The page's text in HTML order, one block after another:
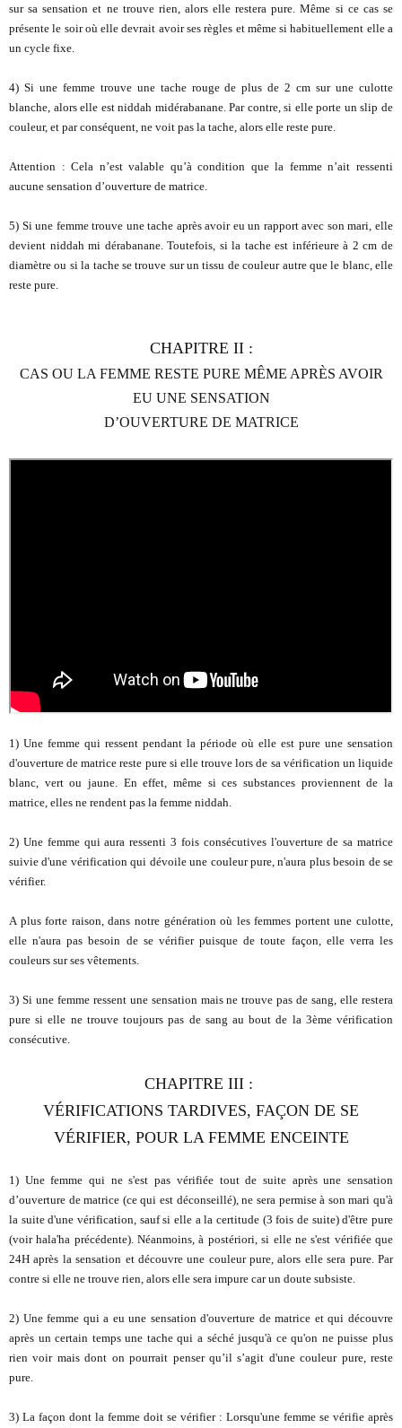
sur sa sensation et ne trouve rien, alors elle restera pure. Même si ce cas se
présente le soir où elle devrait avoir ses règles et même si habituellement elle a
un cycle fixe.
4) Si une femme trouve une tache rouge de plus de 2 cm sur une culotte
blanche, alors elle est niddah midérabanane. Par contre, si elle porte un slip de
couleur, et par conséquent, ne voit pas la tache, alors elle reste pure.
Attention : Cela n’est valable qu’à condition que la femme n’ait ressenti
aucune sensation d’ouverture de matrice.
5) Si une femme trouve une tache après avoir eu un rapport avec son mari, elle
devient niddah mi dérabanane. Toutefois, si la tache est inférieure à 2 cm de
diamètre ou si la tache se trouve sur un tissu de couleur autre que le blanc, elle
reste pure.
CHAPITRE II :
CAS OU LA FEMME RESTE PURE MÊME APRÈS AVOIR
EU UNE SENSATION
D’OUVERTURE DE MATRICE
1) Une femme qui ressent pendant la période où elle est pure une sensation
d'ouverture de matrice reste pure si elle trouve lors de sa vérification un liquide
blanc, vert ou jaune. En effet, même si ces substances proviennent de la
matrice, elles ne rendent pas la femme niddah.
2) Une femme qui aura ressenti 3 fois consécutives l'ouverture de sa matrice
suivie d'une vérification qui dévoile une couleur pure, n'aura plus besoin de se
vérifier.
A plus forte raison, dans notre génération où les femmes portent une culotte,
elle n'aura pas besoin de se vérifier puisque de toute façon, elle verra les
couleurs sur ses vêtements.
3) Si une femme ressent une sensation mais ne trouve pas de sang, elle restera
pure si elle ne trouve toujours pas de sang au bout de la 3ème vérification
consécutive.
CHAPITRE III :
VÉRIFICATIONS TARDIVES, FAÇON DE SE
VÉRIFIER, POUR LA FEMME ENCEINTE
1) Une femme qui ne s'est pas vérifiée tout de suite après une sensation
d’ouverture de matrice (ce qui est déconseillé), ne sera permise à son mari qu'à
la suite d'une vérification, sauf si elle a la certitude (3 fois de suite) d'être pure
(voir hala'ha précédente). Néanmoins, à postériori, si elle ne s'est vérifiée que
24H après la sensation et découvre une couleur pure, alors elle sera pure. Par
contre si elle ne trouve rien, alors elle sera impure car un doute subsiste.
2) Une femme qui a eu une sensation d'ouverture de matrice et qui découvre
après un certain temps une tache qui a séché jusqu'à ce qu'on ne puisse plus
rien voir mais dont on pourrait penser qu’il s’agit d'une couleur pure, reste
pure.
3) La façon dont la femme doit se vérifier : Lorsqu'une femme se vérifie après